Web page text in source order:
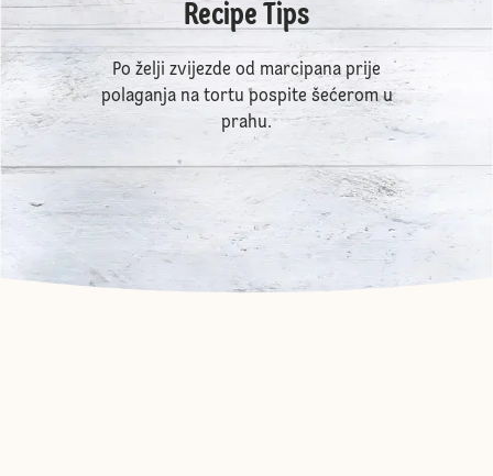
Recipe Tips
Po želji zvijezde od marcipana prije
polaganja na tortu pospite šećerom u
prahu.